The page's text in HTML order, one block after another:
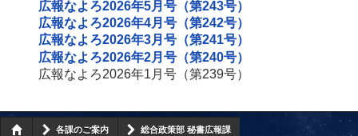
広報なよろ2026年5月号（第243号）
広報なよろ2026年4月号（第242号）
広報なよろ2026年3月号（第241号）
広報なよろ2026年2月号（第240号）
広報なよろ2026年1月号（第239号）
各課のご案内 総合政策部 秘書広報課